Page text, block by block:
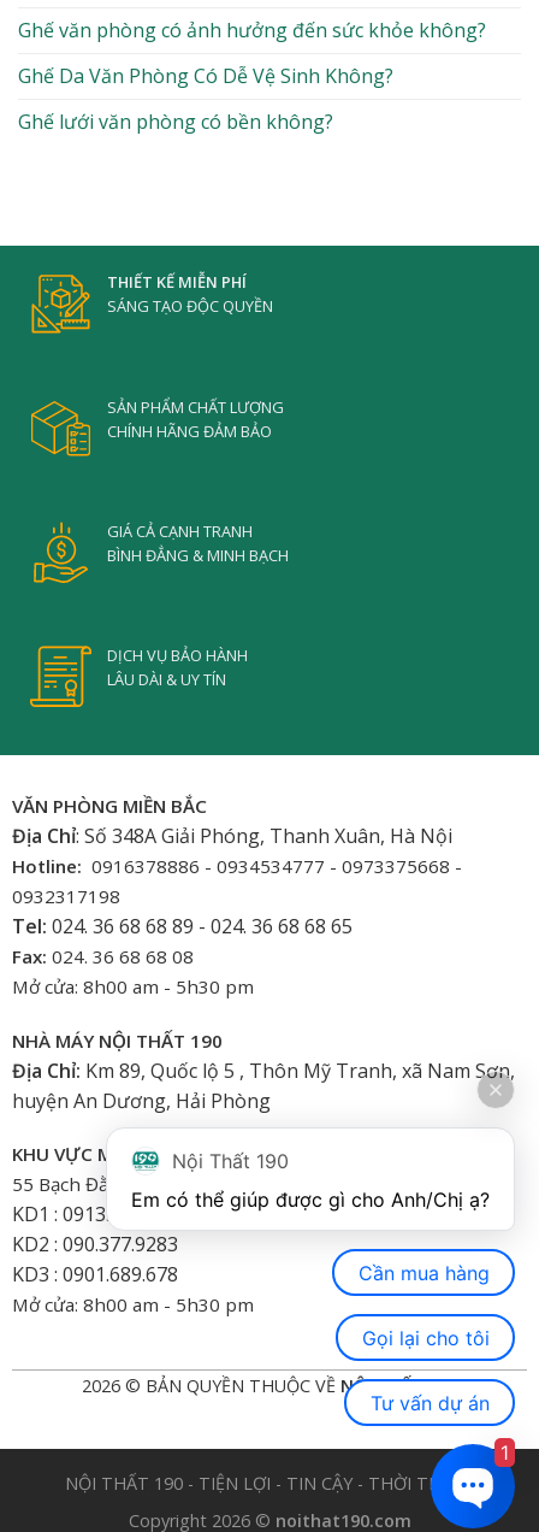
Ghế văn phòng có ảnh hưởng đến sức khỏe không?
Ghế Da Văn Phòng Có Dễ Vệ Sinh Không?
Ghế lưới văn phòng có bền không?
THIẾT KẾ MIỄN PHÍ
SÁNG TẠO ĐỘC QUYỀN
SẢN PHẨM CHẤT LƯỢNG
CHÍNH HÃNG ĐẢM BẢO
GIÁ CẢ CẠNH TRANH
BÌNH ĐẲNG & MINH BẠCH
DỊCH VỤ BẢO HÀNH
LÂU DÀI & UY TÍN
VĂN PHÒNG MIỀN BẮC
Địa Chỉ: Số 348A Giải Phóng, Thanh Xuân, Hà Nội
Hotline: 0916378886 - 0934534777 - 0973375668 -
0932317198
Tel: 024. 36 68 68 89 - 024. 36 68 68 65
Fax: 024. 36 68 68 08
Mở cửa: 8h00 am - 5h30 pm
NHÀ MÁY NỘI THẤT 190
Địa Chỉ: Km 89, Quốc lộ 5 , Thôn Mỹ Tranh, xã Nam Sơn,
huyện An Dương, Hải Phòng
KHU VỰC MIỀN NAM
55 Bạch Đằng, Phường 15, Bình Thạnh-HCM
KD1 : 0913.922.926
KD2 : 090.377.9283
KD3 : 0901.689.678
Mở cửa: 8h00 am - 5h30 pm
2026 © BẢN QUYỀN THUỘC VỀ NỘI THẤT 190
NỘI THẤT 190 - TIỆN LỢI - TIN CẬY - THỜI TRANG
Copyright 2026 © noithat190.com
Nội Thất 190
Cần mua hàng
Gọi lại cho tôi
Tư vấn dự án
1